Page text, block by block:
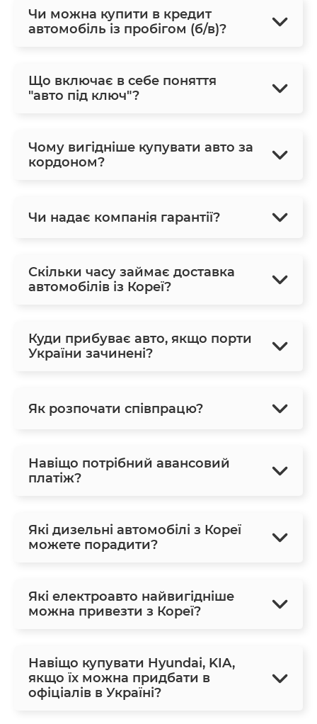
Чи можна купити в кредит
автомобіль із пробігом (б/в)?
Що включає в себе поняття
"авто під ключ"?
Чому вигідніше купувати авто за
кордоном?
Чи надає компанія гарантії?
Скільки часу займає доставка
автомобілів із Кореї?
Куди прибуває авто, якщо порти
України зачинені?
Як розпочати співпрацю?
Навіщо потрібний авансовий
платіж?
Які дизельні автомобілі з Кореї
можете порадити?
Які електроавто найвигідніше
можна привезти з Кореї?
Навіщо купувати Hyundai, KIA,
якщо їх можна придбати в
офіціалів в Україні?